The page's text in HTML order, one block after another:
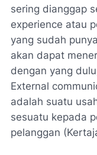
sering dianggap
experience atau
yang sudah
akan dapat
dengan yang
External
adalah suatu
sesuatu kepada
pelanggan